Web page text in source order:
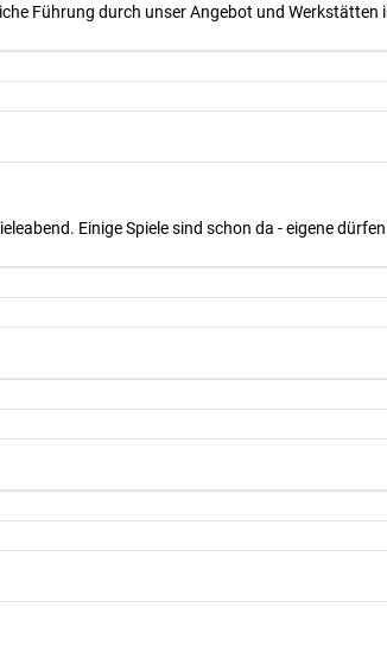
Führung durch unser Angebot und Werkstätten
Einige Spiele sind schon da - eigene